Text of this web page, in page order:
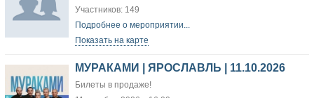
Участников: 149
Подробнее о мероприятии...
Показать на карте
МУРАКАМИ | ЯРОСЛАВЛЬ | 11.10.2026
Билеты в продаже!